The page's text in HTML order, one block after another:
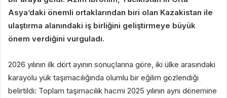
Asya’daki önemli ortaklarından biri olan Kazakistan ile
ulaştırma alanındaki iş birliğini geliştirmeye büyük
önem verdiğini vurguladı.
2026 yılının ilk dört ayının sonuçlarına göre, iki ülke arasındaki
karayolu yük taşımacılığında olumlu bir eğilim gözlendiği
belirtildi: Toplam taşımacılık hacmi 2025 yılının aynı dönemine